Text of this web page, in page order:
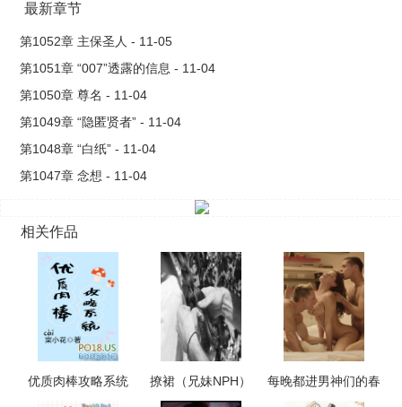
最新章节
第1052章 主保圣人 - 11-05
第1051章 “007”透露的信息 - 11-04
第1050章 尊名 - 11-04
第1049章 “隐匿贤者” - 11-04
第1048章 “白纸” - 11-04
第1047章 念想 - 11-04
相关作品
优质肉棒攻略系统
撩裙（兄妹NPH）
每晚都进男神们的春